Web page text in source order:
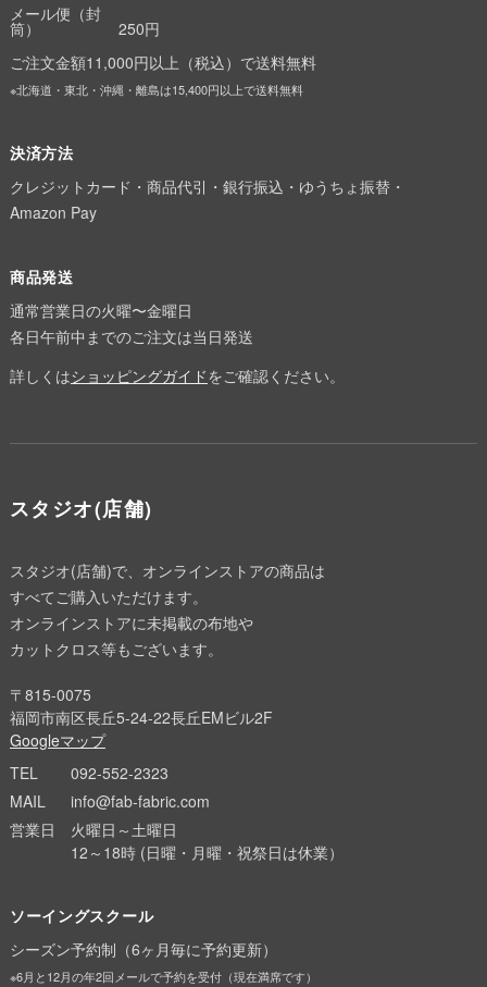
メール便（封
筒）
250円
ご注文金額11,000円以上（税込）で送料無料
※北海道・東北・沖縄・離島は15,400円以上で送料無料
決済方法
クレジットカード・商品代引・銀行振込・ゆうちょ振替・
Amazon Pay
商品発送
通常営業日の火曜〜金曜日
各日午前中までのご注文は当日発送
詳しくはショッピングガイドをご確認ください。
スタジオ(店舗)
スタジオ(店舗)で、オンラインストアの商品は
すべてご購入いただけます。
オンラインストアに未掲載の布地や
カットクロス等もございます。
〒815-0075
福岡市南区長丘5-24-22長丘EMビル2F
Googleマップ
TEL
092-552-2323
MAIL
info@fab-fabric.com
営業日
火曜日～土曜日
12～18時 (日曜・月曜・祝祭日は休業）
ソーイングスクール
シーズン予約制（6ヶ月毎に予約更新）
※6月と12月の年2回メールで予約を受付（現在満席です）